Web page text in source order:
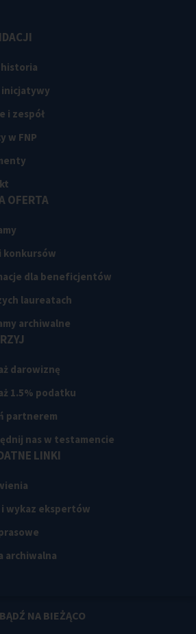
historia
inicjatywy
i zespół
w FNP
OFERTA
konkursów
dla beneficjentów
laureatach
archiwalne
darowiznę
1.5% podatku
partnerem
nas w testamencie
LINKI
i wykaz ekspertów
archiwalna
BĄDŹ NA BIEŻĄCO